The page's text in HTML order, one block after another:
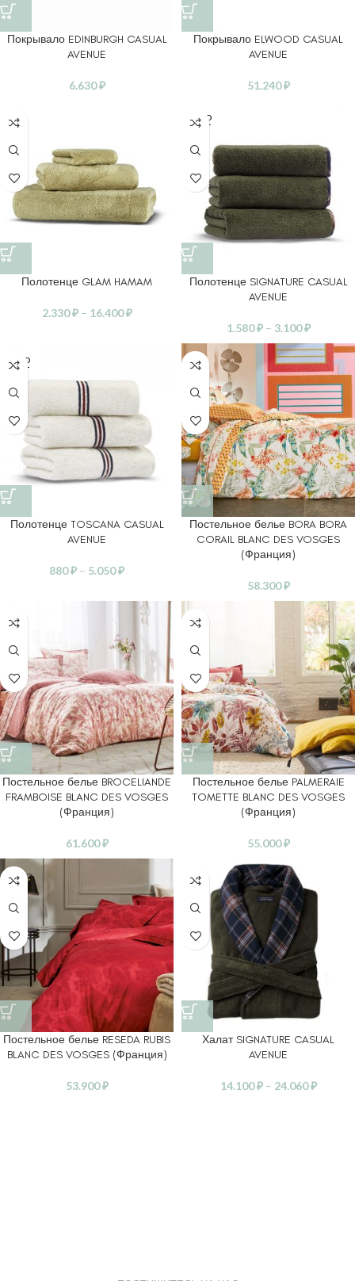
Покрывало EDINBURGH CASUAL
AVENUE
6.630₽
Покрывало ELWOOD CASUAL
AVENUE
51.240₽
Полотенце GLAM HAMAM
2.330₽ – 16.400₽
SOLD
OUT
Полотенце SIGNATURE CASUAL
AVENUE
1.580₽ – 3.100₽
SOLD
OUT
Полотенце TOSCANA CASUAL
AVENUE
880₽ – 5.050₽
Постельное белье BORA BORA
CORAIL BLANC DES VOSGES
(Франция)
58.300₽
Постельное белье BROCELIANDE
FRAMBOISE BLANC DES VOSGES
(Франция)
61.600₽
Постельное белье PALMERAIE
TOMETTE BLANC DES VOSGES
(Франция)
55.000₽
Постельное белье RESEDA RUBIS
BLANC DES VOSGES (Франция)
53.900₽
Халат SIGNATURE CASUAL
AVENUE
14.100₽ – 24.060₽